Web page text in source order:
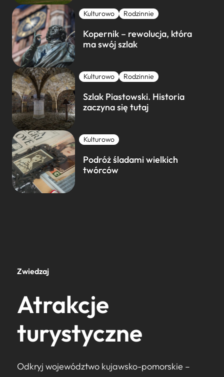
Kulturowo Rodzinnie
Kopernik – rewolucja, która
ma swój szlak
Kulturowo Rodzinnie
Szlak Piastowski. Historia
zaczyna się tutaj
Kulturowo
Podróż śladami wielkich
twórców
Zwiedzaj
Atrakcje
turystyczne
Odkryj województwo kujawsko-pomorskie –